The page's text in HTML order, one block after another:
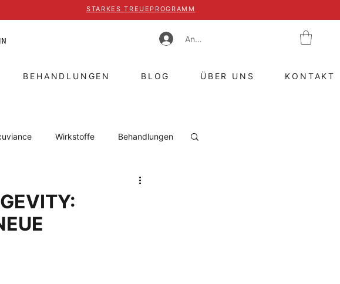
Anmelden
STARKES TREUEPROGRAMM
BEHANDLUNGEN BLOG ÜBER UNS KONTAKT
Wirkstoffe Behandlungen